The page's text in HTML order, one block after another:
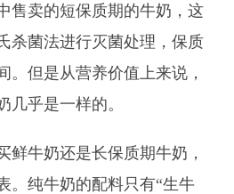
售卖的短保质期的牛奶，这
杀菌法进行灭菌处理，保质
。但是从营养价值上来说，
几乎是一样的。
鲜牛奶还是长保质期牛奶，
。纯牛奶的配料只有“生牛